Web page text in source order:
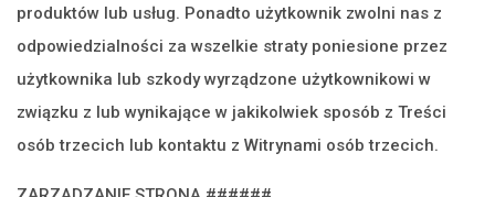
produktów lub usług. Ponadto użytkownik zwolni nas z
odpowiedzialności za wszelkie straty poniesione przez
użytkownika lub szkody wyrządzone użytkownikowi w
związku z lub wynikające w jakikolwiek sposób z Treści
osób trzecich lub kontaktu z Witrynami osób trzecich.